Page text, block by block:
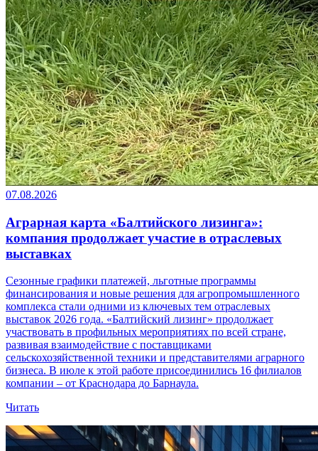
07.08.2026
Аграрная карта «Балтийского лизинга»:
компания продолжает участие в отраслевых
выставках
Сезонные графики платежей, льготные программы
финансирования и новые решения для агропромышленного
комплекса стали одними из ключевых тем отраслевых
выставок 2026 года. «Балтийский лизинг» продолжает
участвовать в профильных мероприятиях по всей стране,
развивая взаимодействие с поставщиками
сельскохозяйственной техники и представителями аграрного
бизнеса. В июле к этой работе присоединились 16 филиалов
компании – от Краснодара до Барнаула.
Читать